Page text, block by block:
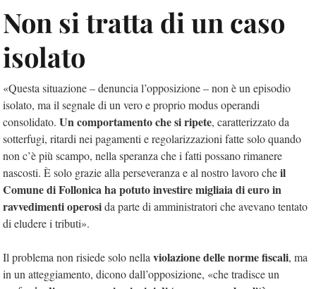
Non si tratta di un caso
isolato
«Questa situazione – denuncia l’opposizione – non è un episodio
isolato, ma il segnale di un vero e proprio modus operandi
consolidato. Un comportamento che si ripete, caratterizzato da
sotterfugi, ritardi nei pagamenti e regolarizzazioni fatte solo quando
non c’è più scampo, nella speranza che i fatti possano rimanere
nascosti. È solo grazie alla perseveranza e al nostro lavoro cheil
Comune di Follonica ha potuto investire migliaia di euro in
ravvedimenti operosida parte di amministratori che avevano tentato
di eludere i tributi».
Il problema non risiede solo nella violazione delle norme fiscali, ma
in un atteggiamento, dicono dall’opposizione, «che tradisce un